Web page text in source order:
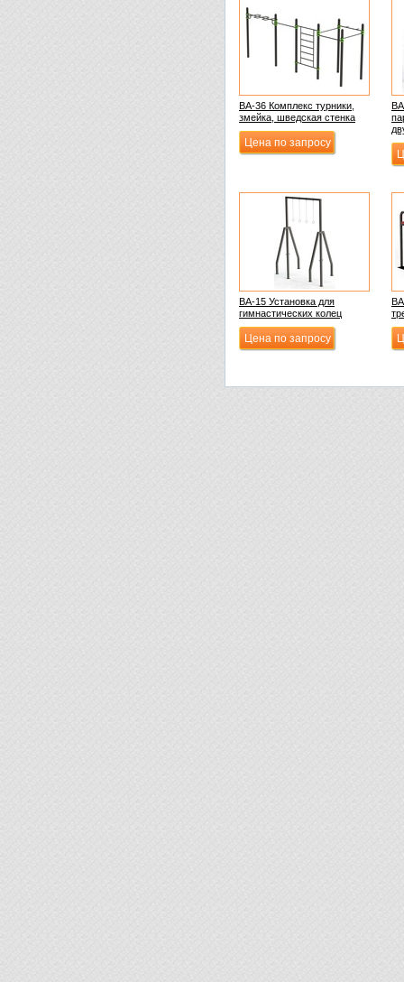
ВА-36 Комплекс турники,
змейка, шведская стенка
Цена по запросу
ВА-15 Установка для
гимнастических колец
Цена по запросу